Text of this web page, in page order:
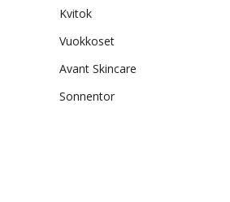
Kvitok
Vuokkoset
Avant Skincare
Sonnentor